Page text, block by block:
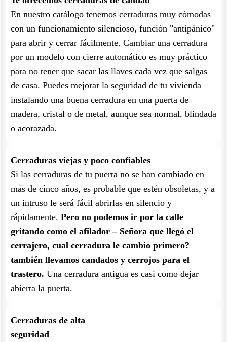
En nuestro catálogo tenemos cerraduras muy cómodas
con un funcionamiento silencioso, función "antipánico"
para abrir y cerrar fácilmente. Cambiar una cerradura
por un modelo con cierre automático es muy práctico
para no tener que sacar las llaves cada vez que salgas
de casa. Puedes mejorar la seguridad de tu vivienda
instalando una buena cerradura en una puerta de
madera, cristal o de metal, aunque sea normal, blindada
o acorazada.
Cerraduras viejas y poco confiables
Si las cerraduras de tu puerta no se han cambiado en
más de cinco años, es probable que estén obsoletas, y a
un intruso le será fácil abrirlas en silencio y
rápidamente. Pero no podemos ir por la calle
gritando como el afilador – Señora que llegó el
cerrajero, cual cerradura le cambio primero?
también llevamos candados y cerrojos para el
trastero. Una cerradura antigua es casi como dejar
abierta la puerta.
Cerraduras de alta
seguridad